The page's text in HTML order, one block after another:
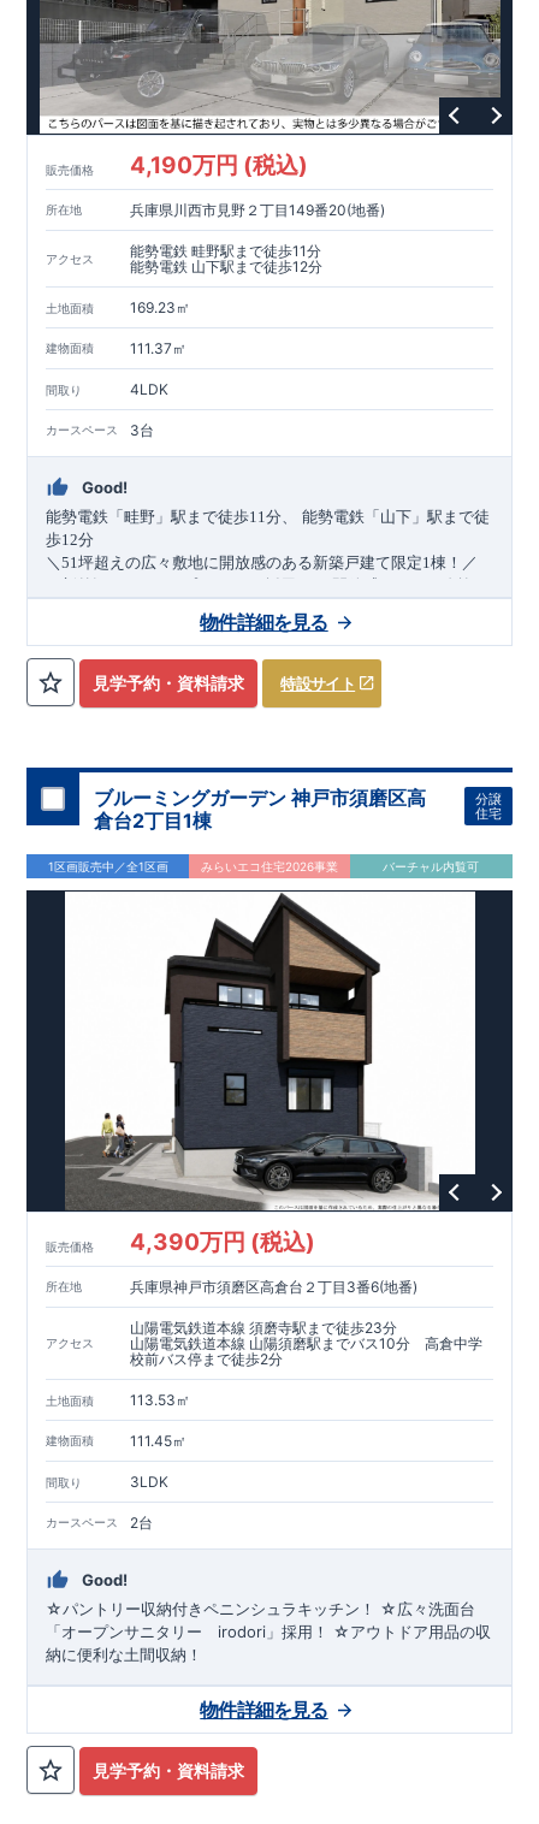
険の割引（最大50％）対象です。
現地のご案内・資料請求 受付中
現地での立地確認や、
完成イメージ・建物仕様について
ご説明が可能です。
まずはお気軽にお問い合わせください。
TEL 0120-44-1081
（9:30～18:30／火水曜休み）
販売価格 4,190万円 (税込)
所在地 兵庫県川西市見野２丁目149番20(地番)
アクセス
能勢電鉄 畦野駅まで徒歩11分
能勢電鉄 山下駅まで徒歩12分
土地面積 169.23㎡
建物面積 111.37㎡
間取り 4LDK
カースペース 3台
Good!
能勢電鉄 「畦野」駅まで徒歩11分、 ​能勢電鉄 「山下」駅まで徒
歩12分
＼51坪超えの広々敷地に開放感のある新築戸建て限定1棟！／
ウォークインクローゼット
インナーバルコニー ・プライバシーを確保できる
バルコニー
ーirodori ・お洒落で開放感のあるデザインが魅力の
ラキッチン
並列
・網戸
↓クリックすると特設ページにジャンプします↓
2024 年グッドデザイン賞 プロジェクト同時受賞
せる道」 ○第18回キッズデザイン賞受賞 ・2024年、東栄住宅
の新たな空間提案 「マルチエント ランス」が受賞いたしまし
た！
耐震等級最高等級3
・数百年に一度の地震に耐える力
ー採用で安心！ ○長期優良住宅 ・住宅ローン控減額、固定資
産税減額期間拡充などの嬉しい税制面優遇が受けられます！
・エコ住宅としての性能評価を全号棟が取得していま
住宅性能評価ダブル取得 ・『設計』住宅性能評価…建
物設計段階で、国が認めた第三者機関が評価しております。
・『建設』住宅性能評価…評価を受けた図面通りに施工され
ているか、建設までに計4回チェックが行われます。
未完成でも近隣完成物件にてご内覧可能です！
ぜひお気軽にお問い合わせください♪ 西宮営業所 TEL
0798-
38-1246​(定休日：火・水・年末年始
スマートフォンで見やすい特設サイトはこちら
https://www.e-blooming.com/bukken/84776002/
見学予約・資料請求 特設サイト
物件詳細を見る
ブルーミングガーデン 神戸市須磨区高
倉台2丁目1棟
分譲
住宅
1区画販売中／全1区画 みらいエコ住宅2026事業 バーチャル内覧可
販売価格 4,390万円 (税込)
所在地 兵庫県神戸市須磨区高倉台２丁目3番6(地番)
アクセス
山陽電気鉄道本線 須磨寺駅まで徒歩23分
山陽電気鉄道本線 山陽須磨駅までバス10分 高倉中学
校前バス停まで徒歩2分
土地面積 113.53㎡
建物面積 111.45㎡
間取り 3LDK
カースペース 2台
Good!
☆パントリー収納付きペニンシュラキッチン！ ☆広々洗面台
「オープンサニタリー irodori」採用！ ☆アウトドア用品の収
納に便利な土間収納！
見学予約・資料請求
物件詳細を見る